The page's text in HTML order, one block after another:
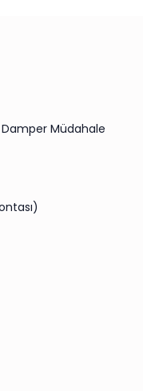
Müdahale